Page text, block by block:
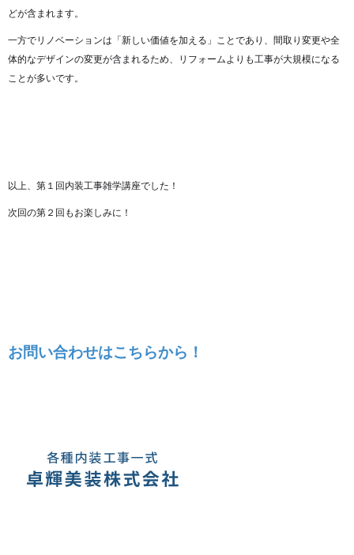
どが含まれます。
一方でリノベーションは「新しい価値を加える」ことであり、間取り変更や全
体的なデザインの変更が含まれるため、リフォームよりも工事が大規模になる
ことが多いです。
以上、第１回内装工事雑学講座でした！
次回の第２回もお楽しみに！
お問い合わせはこちらから！